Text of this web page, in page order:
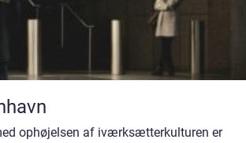
ophøjelsen af iværksætterkulturen er